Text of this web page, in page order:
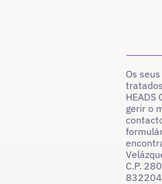
Os
HEADS
gerir o
C.P.